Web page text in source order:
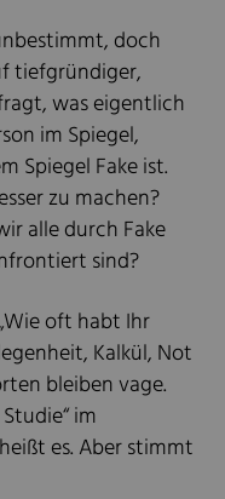
doch
tiefgründiger,
was eigentlich
im Spiegel,
Spiegel Fake ist.
zu machen?
alle durch Fake
sind?
oft habt Ihr
Kalkül, Not
bleiben vage.
im
es. Aber stimmt